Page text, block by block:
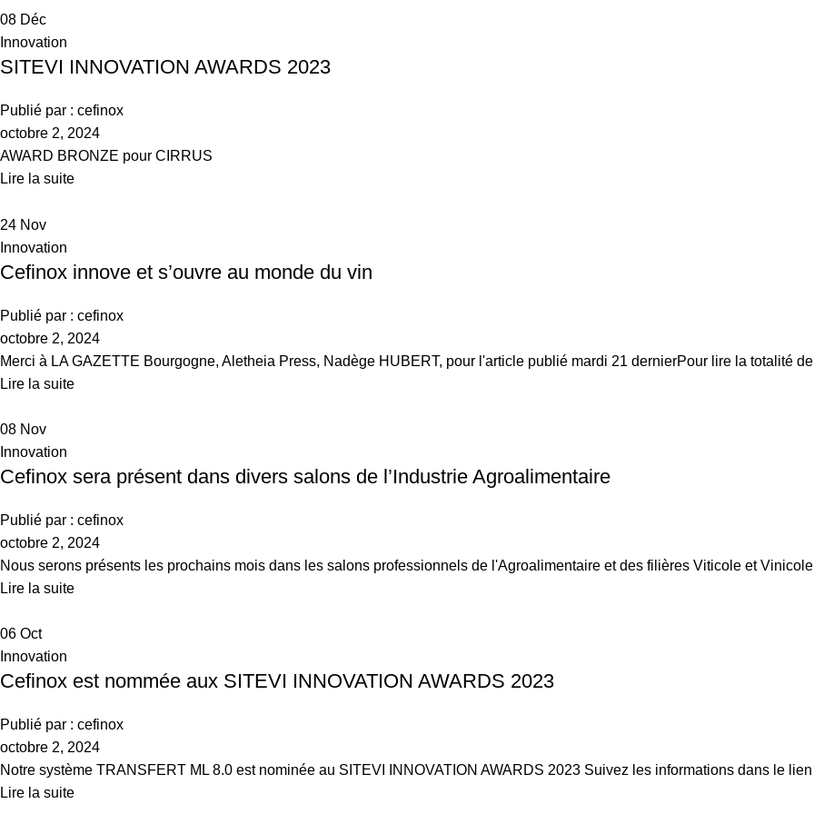
08 Déc
Innovation
SITEVI INNOVATION AWARDS 2023
Publié par : cefinox
octobre 2, 2024
AWARD BRONZE pour CIRRUS
Lire la suite
24 Nov
Innovation
Cefinox innove et s’ouvre au monde du vin
Publié par : cefinox
octobre 2, 2024
Merci à LA GAZETTE Bourgogne, Aletheia Press, Nadège HUBERT, pour l'article publié mardi 21 dernierPour lire la totalité
Lire la suite
08 Nov
Innovation
Cefinox sera présent dans divers salons de l’Industrie Agroalimentaire
Publié par : cefinox
octobre 2, 2024
Nous serons présents les prochains mois dans les salons professionnels de l'Agroalimentaire et des filières Viticole et
Lire la suite
06 Oct
Innovation
Cefinox est nommée aux SITEVI INNOVATION AWARDS 2023
Publié par : cefinox
octobre 2, 2024
Notre système TRANSFERT ML 8.0 est nominée au SITEVI INNOVATION AWARDS 2023 Suivez les informations dans le
Lire la suite